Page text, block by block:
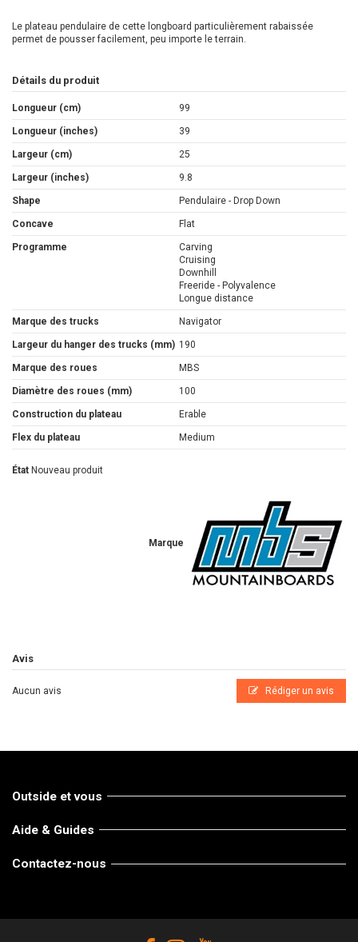
Le plateau pendulaire de cette longboard particulièrement rabaissée
permet de pousser facilement, peu importe le terrain.
Détails du produit
Longueur (cm) 99
Longueur (inches) 39
Largeur (cm) 25
Largeur (inches) 9.8
Shape Pendulaire - Drop Down
Concave Flat
Programme
Carving
Cruising
Downhill
Freeride - Polyvalence
Longue distance
Marque des trucks Navigator
Largeur du hanger des trucks (mm) 190
Marque des roues MBS
Diamètre des roues (mm) 100
Construction du plateau Erable
Flex du plateau Medium
Marque
État Nouveau produit
Avis
Aucun avis Rédiger un avis
Outside et vous
Aide & Guides
Contactez-nous